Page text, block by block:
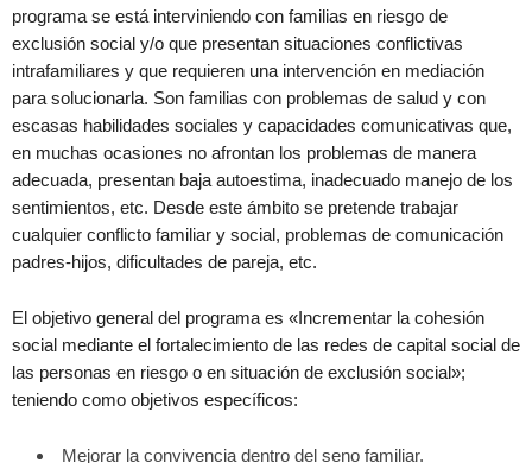
programa se está interviniendo con familias en riesgo de
exclusión social y/o que presentan situaciones conflictivas
intrafamiliares y que requieren una intervención en mediación
para solucionarla. Son familias con problemas de salud y con
escasas habilidades sociales y capacidades comunicativas que,
en muchas ocasiones no afrontan los problemas de manera
adecuada, presentan baja autoestima, inadecuado manejo de los
sentimientos, etc. Desde este ámbito se pretende trabajar
cualquier conflicto familiar y social, problemas de comunicación
padres-hijos, dificultades de pareja, etc.
El objetivo general del programa es «Incrementar la cohesión
social mediante el fortalecimiento de las redes de capital social de
las personas en riesgo o en situación de exclusión social»;
teniendo como objetivos específicos:
Mejorar la convivencia dentro del seno familiar.